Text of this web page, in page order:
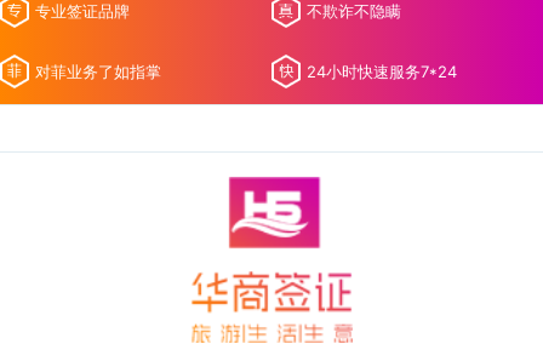
专业签证品牌 不欺诈不隐瞒
对菲业务了如指掌 24小时快速服务7*24